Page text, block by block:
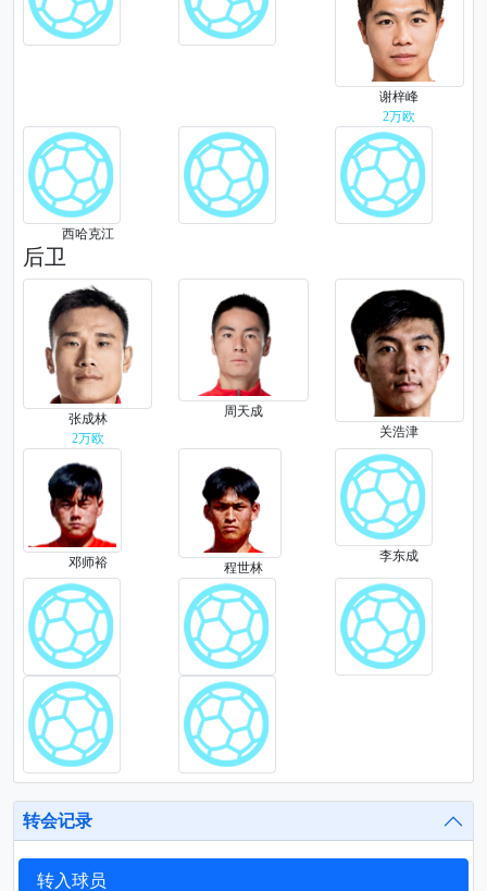
谢梓峰
2万欧
西哈克江
后卫
张成林
2万欧
周天成
关浩津
邓师裕 程世林
李东成
转会记录
转入球员